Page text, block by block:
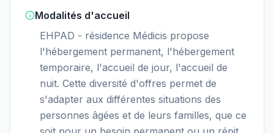
Modalités d'accueil
EHPAD - résidence Médicis propose
l'hébergement permanent, l'hébergement
temporaire, l'accueil de jour, l'accueil de
nuit. Cette diversité d'offres permet de
s'adapter aux différentes situations des
personnes âgées et de leurs familles, que ce